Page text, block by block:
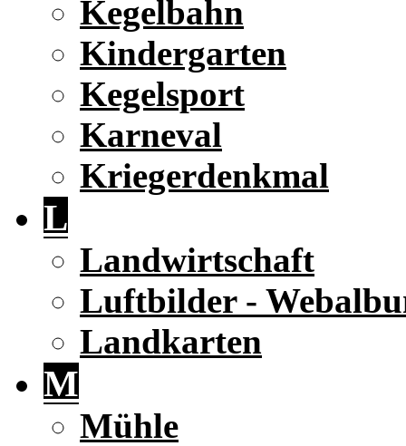
Kegelbahn
Kindergarten
Kegelsport
Karneval
Kriegerdenkmal
L
Landwirtschaft
Luftbilder -
Landkarten
M
Mühle